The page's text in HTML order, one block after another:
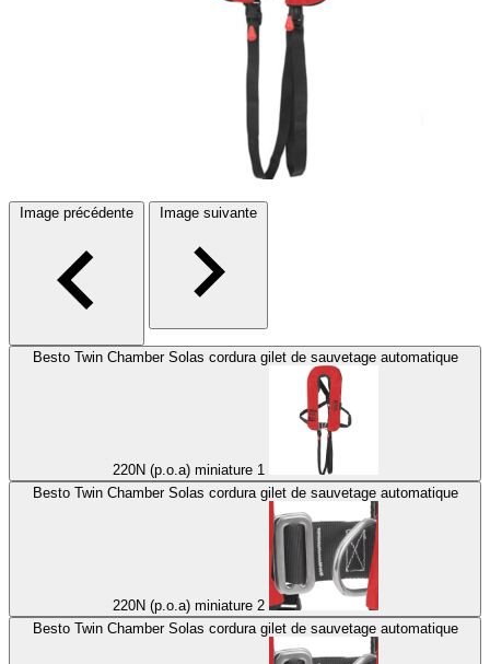
Image précédente Image suivante
Besto Twin Chamber Solas cordura gilet de sauvetage automatique
220N (p.o.a) miniature 1
Besto Twin Chamber Solas cordura gilet de sauvetage automatique
220N (p.o.a) miniature 2
Besto Twin Chamber Solas cordura gilet de sauvetage automatique